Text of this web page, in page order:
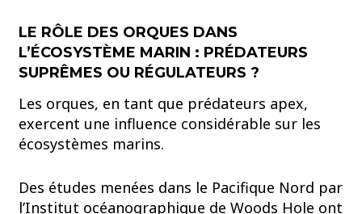
LE RÔLE DES ORQUES DANS
L’ÉCOSYSTÈME MARIN : PRÉDATEURS
SUPRÊMES OU RÉGULATEURS ?
Les orques, en tant que prédateurs apex,
exercent une influence considérable sur les
écosystèmes marins.
Des études menées dans le Pacifique Nord par
l’Institut océanographique de Woods Hole ont